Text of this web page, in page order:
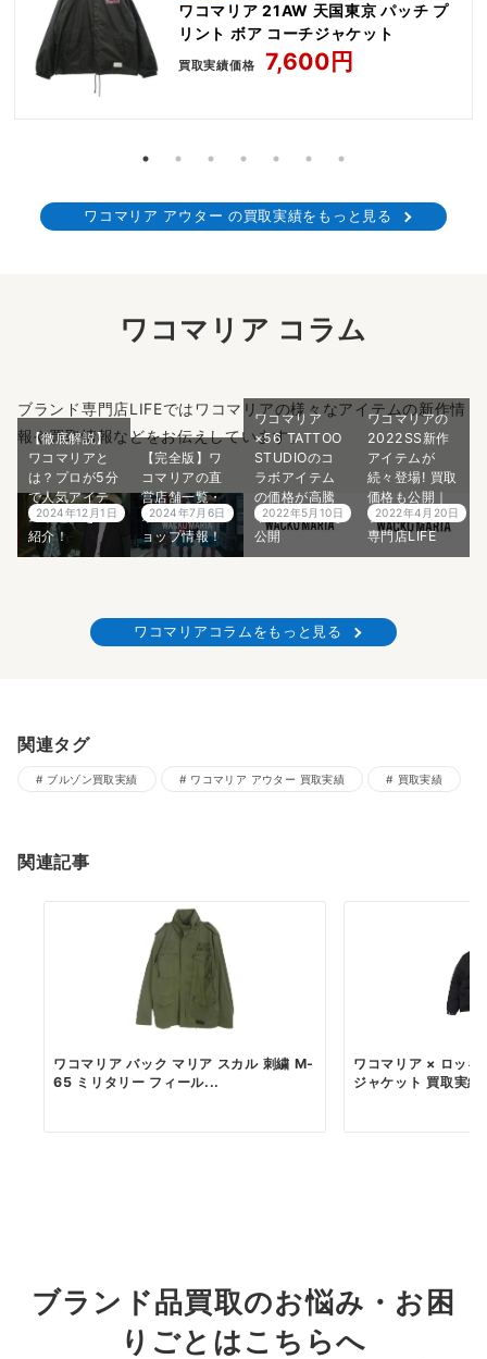
ワコマリア 21AW 天国東京 パッチ プ
リント ボア コーチジャケット
買取実績価格 7,600円
ワコマリア アウター の買取実績をもっと見る
ワコマリア コラム
ブランド専門店LIFEではワコマリアの様々なアイテムの新作情
報や買取情報などをお伝えしています。
【徹底解説】
ワコマリアと
は？プロが5分
で人気アイテ
ムや魅力をご
紹介！
2024年12月1日
【完全版】ワ
コマリアの直
営店舗一覧・
オンラインシ
ョップ情報！
2024年7月6日
ワコマリア
×56 TATTOO
STUDIOのコ
ラボアイテム
の価格が高騰
中! 買取価格も
公開
2022年5月10日
ワコマリアの
2022SS新作
アイテムが
続々登場! 買取
価格も公開｜
ブランド買取
専門店LIFE
2022年4月20日
ワコマリアコラムをもっと見る
関連タグ
ブルゾン買取実績 ワコマリア アウター 買取実績 買取実績
関連記事
ワコマリア バック マリア スカル 刺繍 M-
65 ミリタリー フィール...
ワコマリア × ロッキ
ジャケット 買取実績
ブランド品買取のお悩み・お困
りごとはこちらへ